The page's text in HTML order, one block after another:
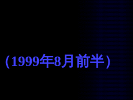
1999年8月前半）